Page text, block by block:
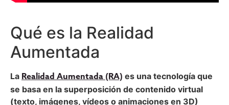
Qué es la Realidad
Aumentada
La Realidad Aumentada (RA) es una tecnología que
se basa en la superposición de contenido virtual
(texto, imágenes, vídeos o animaciones en 3D)